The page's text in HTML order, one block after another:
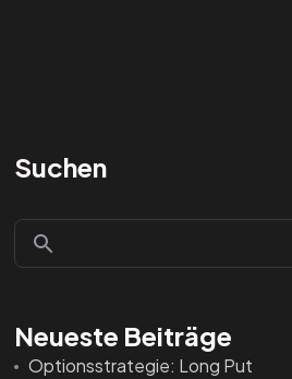
Suchen
Neueste Beiträge
Optionsstrategie: Long Put